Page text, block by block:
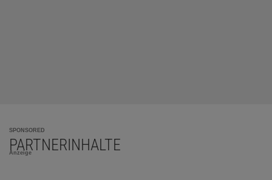
SPONSORED
PARTNERINHALTE
Anzeige